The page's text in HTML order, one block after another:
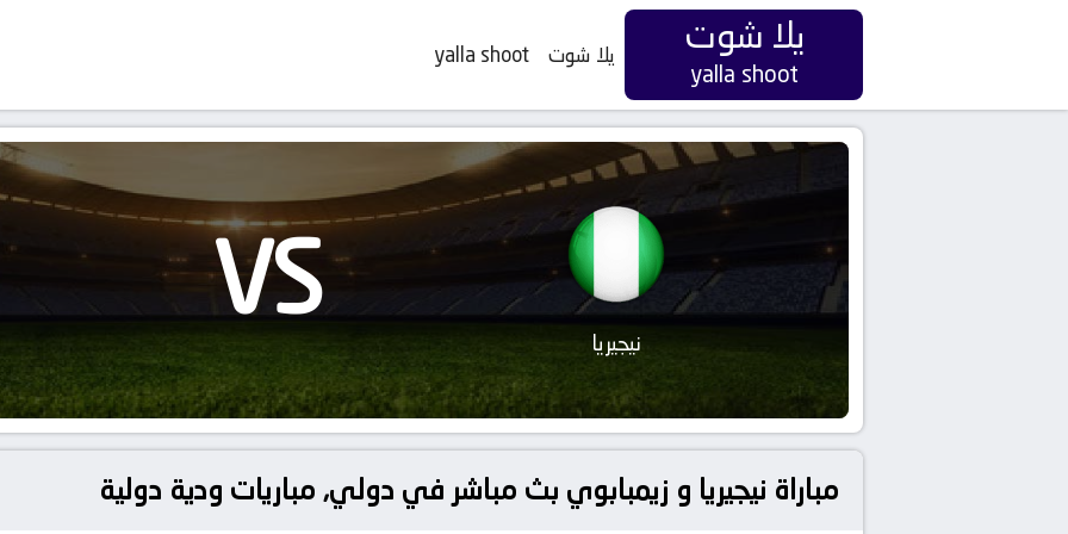
يلا شوت
yalla shoot
يلا شوت yalla shoot
نيجيريا VS
مباراة نيجيريا و زيمبابوي بث مباشر في دولي, مباريات ودية دولية